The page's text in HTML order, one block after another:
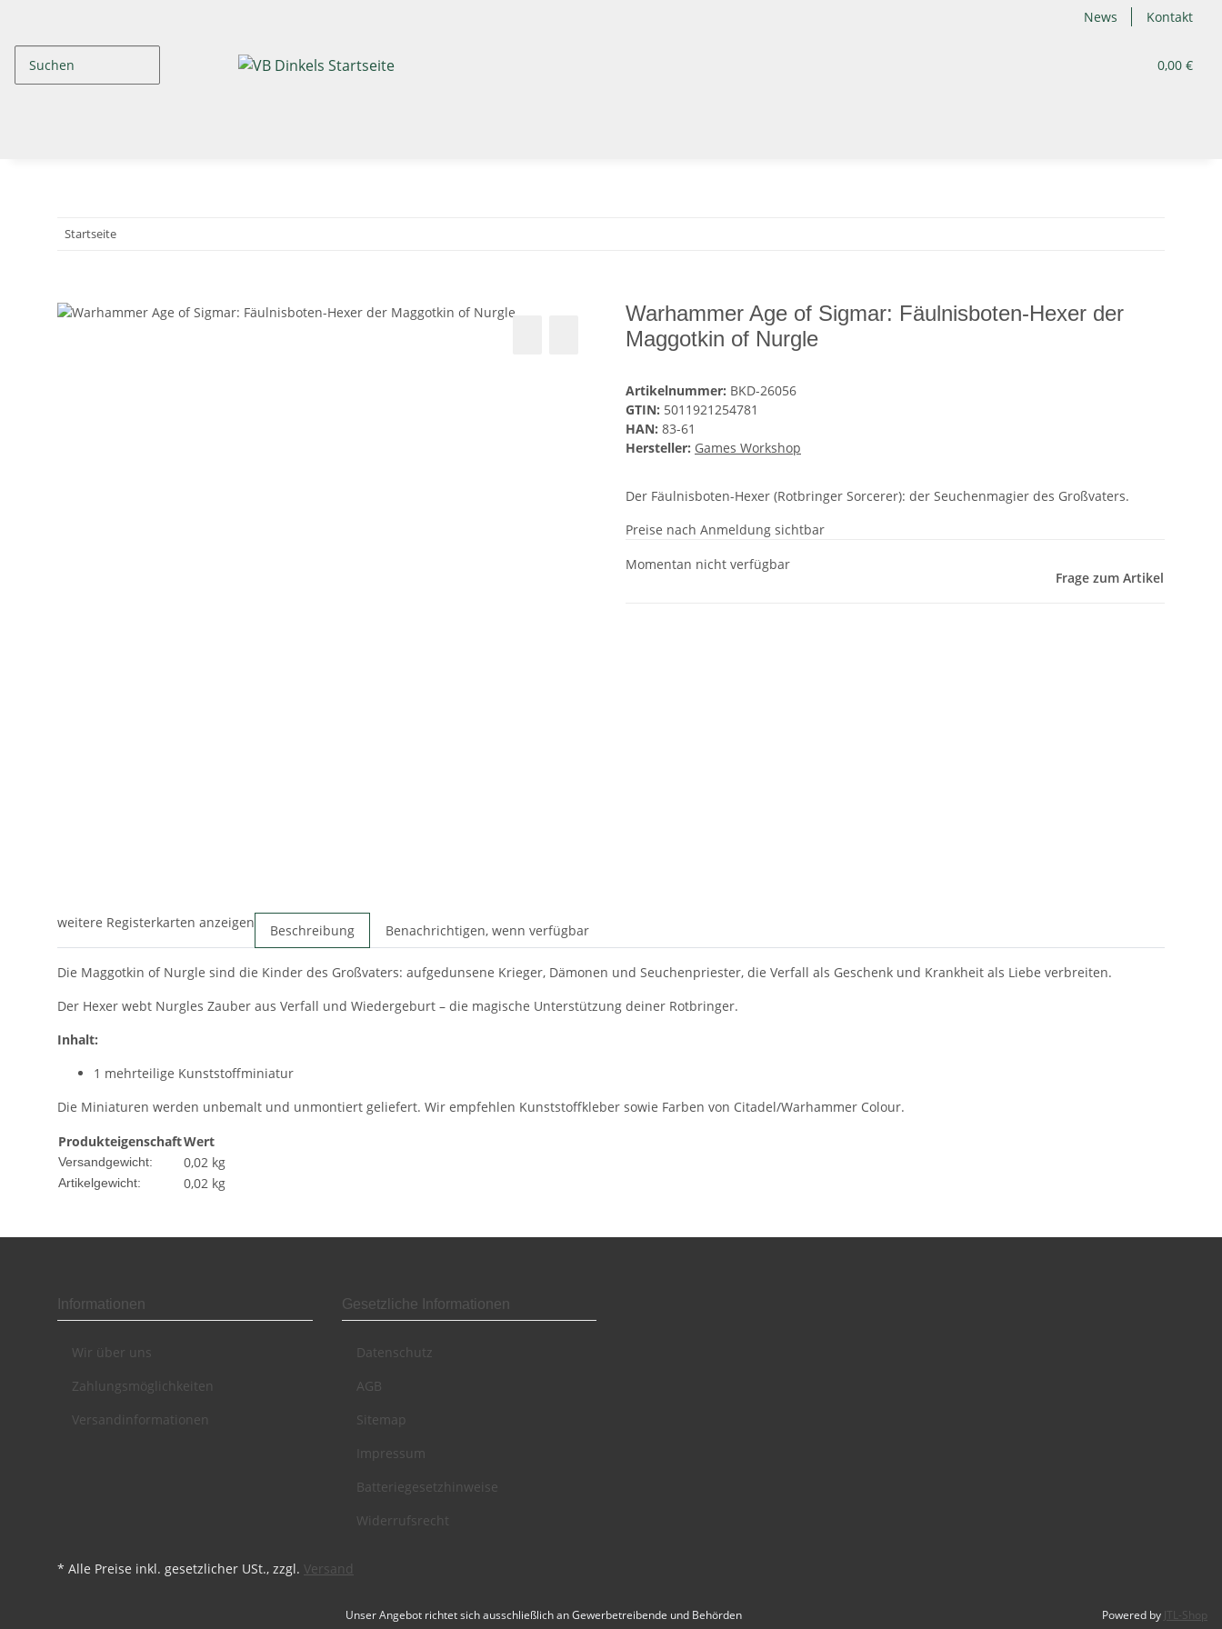
News Kontakt
0,00 €
Startseite
Warhammer Age of Sigmar: Fäulnisboten-Hexer der
Maggotkin of Nurgle
Artikelnummer: BKD-26056
GTIN: 5011921254781
HAN: 83-61
Hersteller: Games Workshop
Der Fäulnisboten-Hexer (Rotbringer Sorcerer): der Seuchenmagier des Großvaters.
Preise nach Anmeldung sichtbar
Momentan nicht verfügbar
Frage zum Artikel
weitere Registerkarten anzeigen Beschreibung Benachrichtigen, wenn verfügbar
Die Maggotkin of Nurgle sind die Kinder des Großvaters: aufgedunsene Krieger, Dämonen und Seuchenpriester, die Verfall als Geschenk und Krankheit als Liebe verbreiten.
Der Hexer webt Nurgles Zauber aus Verfall und Wiedergeburt – die magische Unterstützung deiner Rotbringer.
Inhalt:
1 mehrteilige Kunststoffminiatur
Die Miniaturen werden unbemalt und unmontiert geliefert. Wir empfehlen Kunststoffkleber sowie Farben von Citadel/Warhammer Colour.
ProdukteigenschaftWert
Versandgewicht: 0,02 kg
Artikelgewicht: 0,02 kg
Informationen
Wir über uns
Zahlungsmöglichkeiten
Versandinformationen
Gesetzliche Informationen
Datenschutz
AGB
Sitemap
Impressum
Batteriegesetzhinweise
Widerrufsrecht
* Alle Preise inkl. gesetzlicher USt., zzgl. Versand
Unser Angebot richtet sich ausschließlich an Gewerbetreibende und Behörden Powered by JTL-Shop